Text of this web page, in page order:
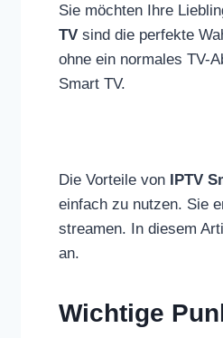
Sie möchten Ihre
TV sind die perfekte
ohne ein normales TV-
Smart TV.
Die Vorteile von IPTV
einfach zu nutzen. Sie
streamen. In diesem
an.
Wichtige